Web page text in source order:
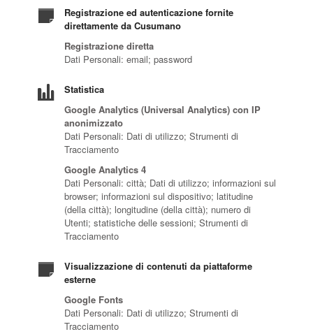
Registrazione ed autenticazione fornite
direttamente da Cusumano
Registrazione diretta
Dati Personali: email; password
Statistica
Google Analytics (Universal Analytics) con IP
anonimizzato
Dati Personali: Dati di utilizzo; Strumenti di
Tracciamento
Google Analytics 4
Dati Personali: città; Dati di utilizzo; informazioni sul
browser; informazioni sul dispositivo; latitudine
(della città); longitudine (della città); numero di
Utenti; statistiche delle sessioni; Strumenti di
Tracciamento
Visualizzazione di contenuti da piattaforme
esterne
Google Fonts
Dati Personali: Dati di utilizzo; Strumenti di
Tracciamento